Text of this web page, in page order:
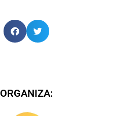
ORGANIZA: